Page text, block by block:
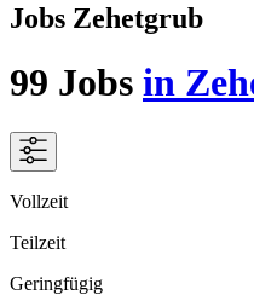
Jobs Zehetgrub
99 Jobs in
Vollzeit
Teilzeit
Geringfügig